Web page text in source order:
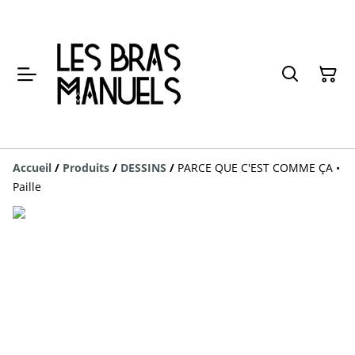
Accueil / Produits / DESSINS / PARCE QUE C'EST COMME ÇA •
Paille